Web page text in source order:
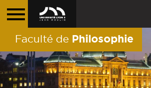
Faculté de Philosophie